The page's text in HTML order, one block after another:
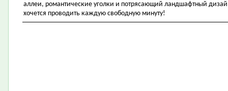
аллеи, романтические уголки и потрясающий ландшафтный
хочется проводить каждую свободную минуту!